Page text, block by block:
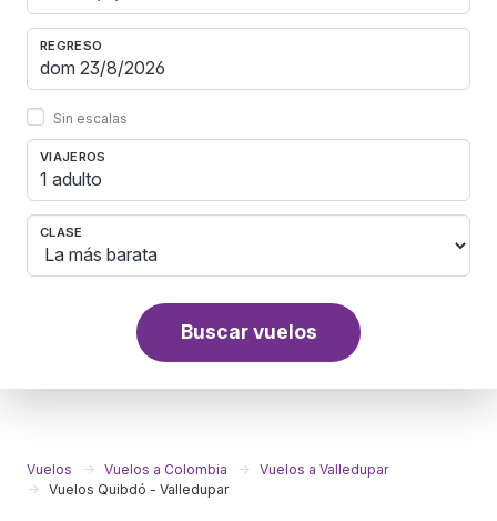
REGRESO
Sin escalas
VIAJEROS
1 adulto
CLASE
Buscar vuelos
Vuelos Vuelos a Colombia
Vuelos a Valledupar
Vuelos Quibdó - Valledupar